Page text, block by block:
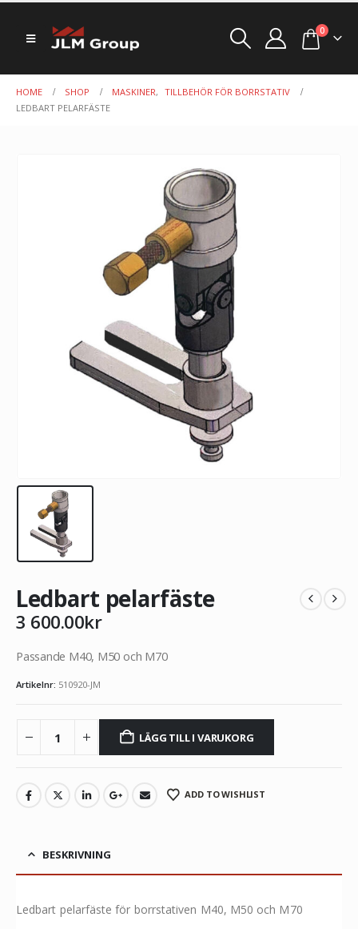
0
HOME SHOP MASKINER, TILLBEHÖR FÖR BORRSTATIV
LEDBART PELARFÄSTE
Ledbart pelarfäste
3 600.00kr
Passande M40, M50 och M70
Artikelnr: 510920-JM
LÄGG TILL I VARUKORG
ADD TO WISHLIST
BESKRIVNING
Ledbart pelarfäste för borrstativen M40, M50 och M70